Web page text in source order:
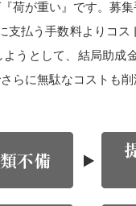
荷が重い』です。募
支払う手数料よりコ
うとして、結局助
らに無駄なコストも